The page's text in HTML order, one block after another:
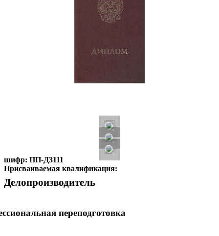
шифр: ПП-Д3111
Присваиваемая квалификация:
Делопроизводитель
переподготовка